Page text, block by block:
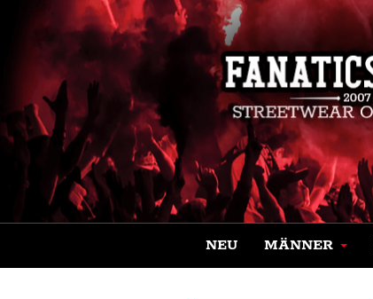
NEU MÄNNER